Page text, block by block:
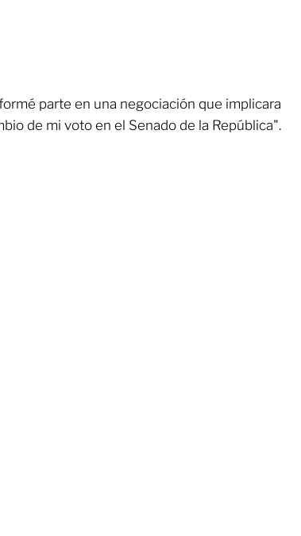
parte en una negociación que implicara
de mi voto en el Senado de la República".